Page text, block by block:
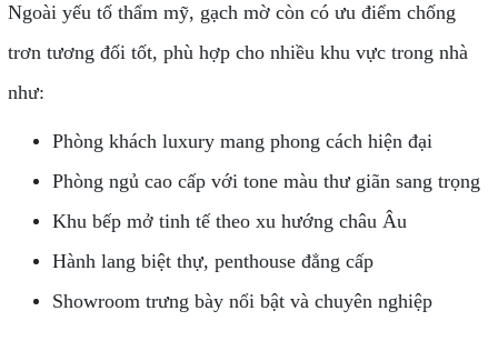
Ngoài yếu tố thẩm mỹ, gạch mờ còn có ưu điểm chống
trơn tương đối tốt, phù hợp cho nhiều khu vực trong nhà
như:
Phòng khách luxury mang phong cách hiện đại
Phòng ngủ cao cấp với tone màu thư giãn sang trọng
Khu bếp mở tinh tế theo xu hướng châu Âu
Hành lang biệt thự, penthouse đẳng cấp
Showroom trưng bày nổi bật và chuyên nghiệp